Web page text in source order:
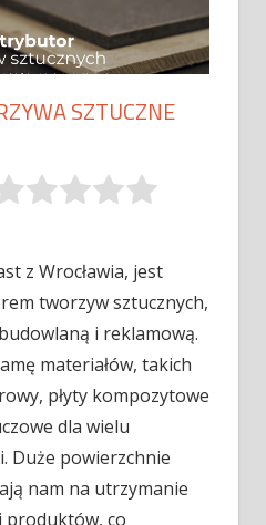
SZTUCZNE
z Wrocławia, jest
tworzyw sztucznych,
i reklamową.
materiałów, takich
płyty kompozytowe
dla wielu
Duże powierzchnie
nam na utrzymanie
produktów, co